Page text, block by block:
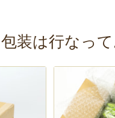
装は行なっ